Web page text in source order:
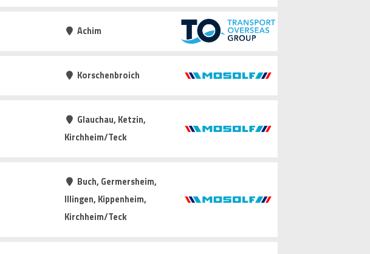
Achim
Korschenbroich
Glauchau, Ketzin,
Kirchheim/Teck
Buch, Germersheim,
Illingen, Kippenheim,
Kirchheim/Teck